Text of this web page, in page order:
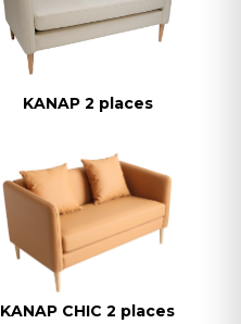
KANAP 2 places
KANAP CHIC 2 places